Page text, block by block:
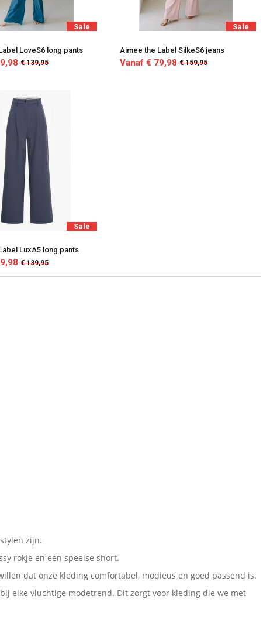
Sale
LoveS6 long pants
€ 139,95
Sale
Aimee the Label SilkeS6 jeans
Vanaf € 79,98 € 159,95
Sale
LuxA5 long pants
€ 139,95
zijn.
rokje en een speelse short.
dat onze kleding comfortabel, modieus en goed passend is.
elke vluchtige modetrend. Dit zorgt voor kleding die we met